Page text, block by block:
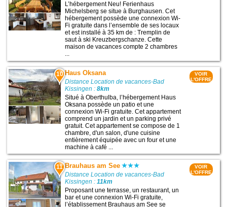
L’hébergement Neu! Ferienhaus
Michelsberg se situe à Burghausen. Cet
hébergement possède une connexion Wi-
Fi gratuite dans l’ensemble de ses locaux
et est installé à 35 km de : Tremplin de
saut à ski Kreuzbergschanze. Cette
maison de vacances compte 2 chambres
...
10 Haus Oksana
Distance Location de vacances-Bad
Kissingen :8km
Situé à Oberthulba, l’hébergement Haus
Oksana possède un patio et une
connexion Wi-Fi gratuite. Cet appartement
comprend un jardin et un parking privé
gratuit. Cet appartement se compose de 1
chambre, d'un salon, d'une cuisine
entièrement équipée avec un four et une
machine à café ...
VOIR
L'OFFRE
11 Brauhaus am See
Distance Location de vacances-Bad
Kissingen :11km
Proposant une terrasse, un restaurant, un
bar et une connexion Wi-Fi gratuite,
l’établissement Brauhaus am See se
VOIR
L'OFFRE